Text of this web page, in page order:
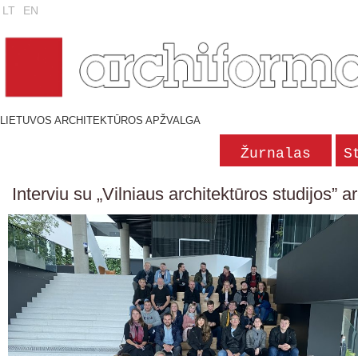
LT EN
LIETUVOS ARCHITEKTŪROS APŽVALGA
Žurnalas
Interviu su „Vilniaus architektūros studijos”